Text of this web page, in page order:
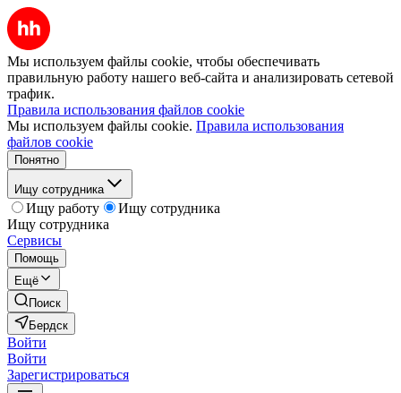
Мы используем файлы cookie, чтобы обеспечивать
правильную работу нашего веб-сайта и анализировать сетевой
трафик.
Правила использования файлов cookie
Мы используем файлы cookie. Правила использования
файлов cookie
Понятно
Ищу сотрудника
Ищу работу
Ищу сотрудника
Ищу сотрудника
Сервисы
Помощь
Ещё
Поиск
Бердск
Войти
Войти
Зарегистрироваться